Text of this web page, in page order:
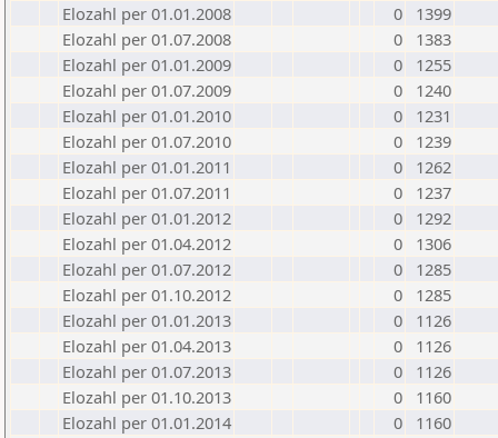
Elozahl per 01.01.2008
0
1399
Elozahl per 01.07.2008
0
1383
Elozahl per 01.01.2009
0
1255
Elozahl per 01.07.2009
0
1240
Elozahl per 01.01.2010
0
1231
Elozahl per 01.07.2010
0
1239
Elozahl per 01.01.2011
0
1262
Elozahl per 01.07.2011
0
1237
Elozahl per 01.01.2012
0
1292
Elozahl per 01.04.2012
0
1306
Elozahl per 01.07.2012
0
1285
Elozahl per 01.10.2012
0
1285
Elozahl per 01.01.2013
0
1126
Elozahl per 01.04.2013
0
1126
Elozahl per 01.07.2013
0
1126
Elozahl per 01.10.2013
0
1160
Elozahl per 01.01.2014
0
1160